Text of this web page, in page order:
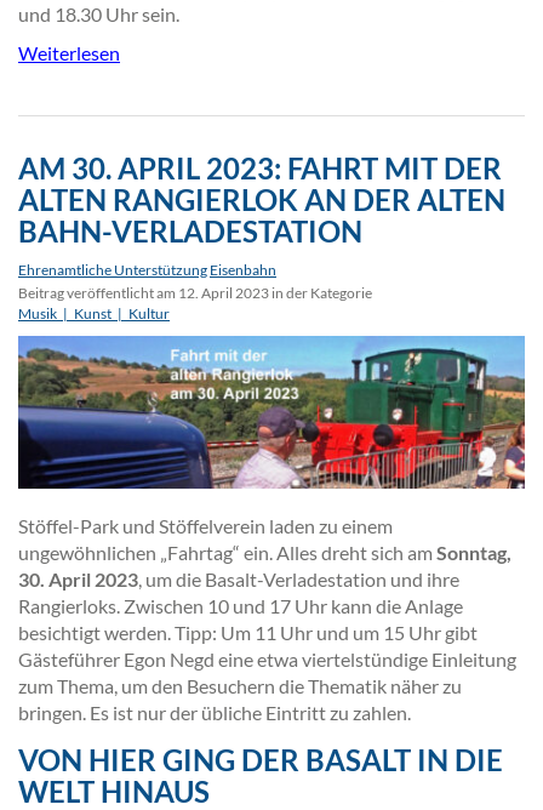
und 18.30 Uhr sein.
Weiterlesen
AM 30. APRIL 2023: FAHRT MIT DER
ALTEN RANGIERLOK AN DER ALTEN
BAHN-VERLADESTATION
Ehrenamtliche Unterstützung Eisenbahn
Beitrag veröffentlicht am 12. April 2023 in der Kategorie
Musik_|_Kunst_|_Kultur
Stöffel-Park und Stöffelverein laden zu einem
ungewöhnlichen „Fahrtag“ ein. Alles dreht sich am Sonntag,
30. April 2023, um die Basalt-Verladestation und ihre
Rangierloks. Zwischen 10 und 17 Uhr kann die Anlage
besichtigt werden. Tipp: Um 11 Uhr und um 15 Uhr gibt
Gästeführer Egon Negd eine etwa viertelstündige Einleitung
zum Thema, um den Besuchern die Thematik näher zu
bringen. Es ist nur der übliche Eintritt zu zahlen.
VON HIER GING DER BASALT IN DIE
WELT HINAUS